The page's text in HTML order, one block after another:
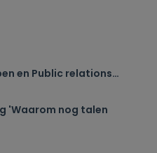
en Public relations
'Waarom nog talen